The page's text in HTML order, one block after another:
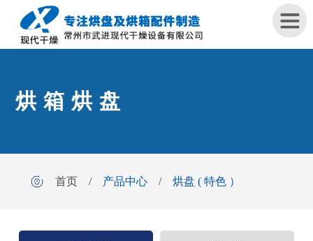
页
于
们
品
烘箱烘盘
首页/ 产品中心/ 烘盘 ( 特色 ）